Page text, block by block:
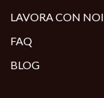
LAVORA CON NOI
FAQ
BLOG